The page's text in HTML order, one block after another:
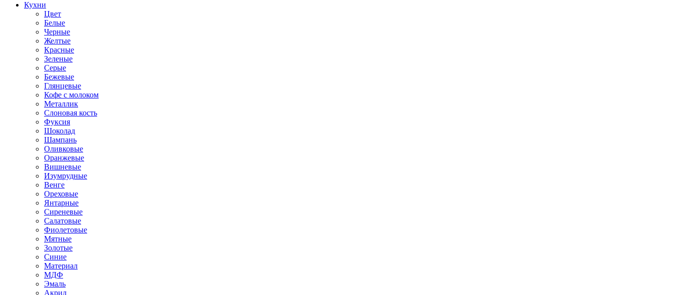
Кухни
Цвет
Белые
Черные
Желтые
Красные
Зеленые
Серые
Бежевые
Глянцевые
Кофе с молоком
Металлик
Слоновая кость
Фуксия
Шоколад
Шампань
Оливковые
Оранжевые
Вишневые
Изумрудные
Венге
Ореховые
Янтарные
Сиреневые
Салатовые
Фиолетовые
Мятные
Золотые
Синие
Материал
МДФ
Эмаль
Акрил